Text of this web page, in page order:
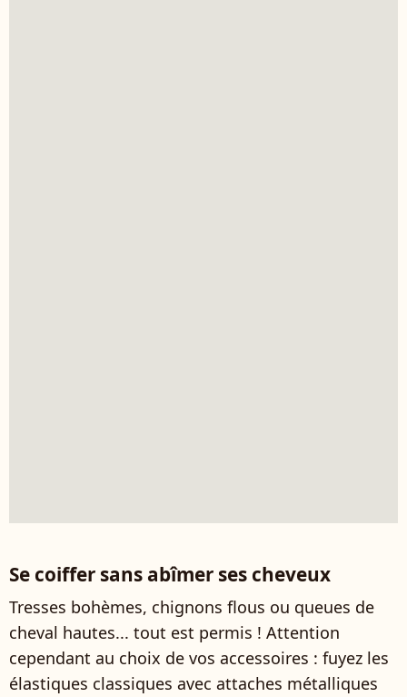
Se coiffer sans abîmer ses cheveux
Tresses bohèmes, chignons flous ou queues de
cheval hautes... tout est permis ! Attention
cependant au choix de vos accessoires : fuyez les
élastiques classiques avec attaches métalliques